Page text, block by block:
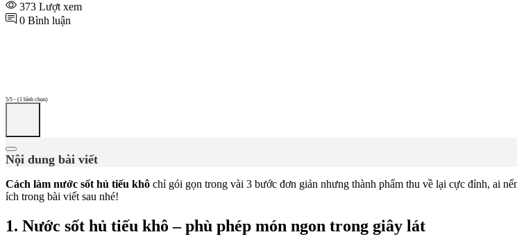
373 Lượt xem
0 Bình luận
5/5 - (1 bình chọn)
Nội dung bài viết
Cách làm nước sốt hủ tiếu khô chỉ gói gọn trong vài 3 bước đơn giản nhưng thành phẩm thu về lại cực đỉnh, ai
ích trong bài viết sau nhé!
1. Nước sốt hủ tiếu khô – phù phép món ngon trong giây lát